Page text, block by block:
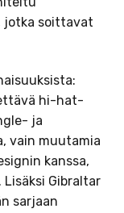
jotka soittavat
hi-hat-
ja
vain muutamia
kanssa,
Gibraltar
sarjaan